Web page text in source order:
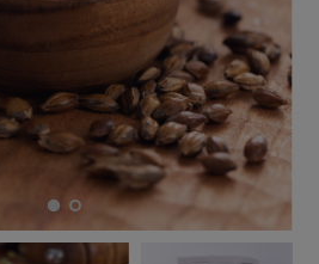
烘焙
沖泡飲品
惜食
支持本土農糧
能源議題